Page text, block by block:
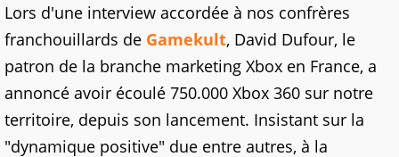
Lors d'une interview accordée à nos confrères
franchouillards de Gamekult, David Dufour, le
patron de la branche marketing Xbox en France, a
annoncé avoir écoulé 750.000 Xbox 360 sur notre
territoire, depuis son lancement. Insistant sur la
"dynamique positive" due entre autres, à la